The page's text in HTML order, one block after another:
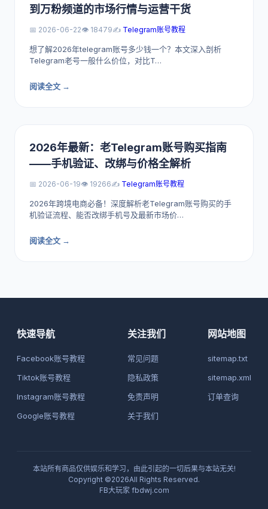
到万粉频道的市场行情与运营干货
📅 2026-06-22👁️ 18479✍️ Telegram账号教程
想了解2026年telegram账号多少钱一个？本文深入剖析
Telegram老号一般什么价位，对比T…
阅读全文 →
2026年最新：老Telegram账号购买指南
——手机验证、改绑与价格全解析
📅 2026-06-19👁️ 19266✍️ Telegram账号教程
2026年跨境电商必备！深度解析老Telegram账号购买的手
机验证流程、能否改绑手机号及最新市场价…
阅读全文 →
快速导航
Facebook账号教程
Tiktok账号教程
Instagram账号教程
Google账号教程
关注我们
常见问题
隐私政策
免责声明
关于我们
网站地图
sitemap.txt
sitemap.xml
订单查询
本站所有商品仅供娱乐和学习，由此引起的一切后果与本站无关!
Copyright ©2026All Rights Reserved.
FB大玩家fbdwj.com